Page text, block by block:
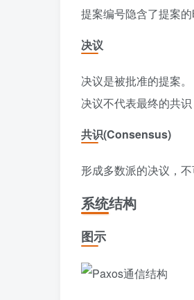
提案编号隐含了提案
决议
决议是被批准的提案。
决议不代表最终的共
共识(Consensus)
形成多数派的决议，
系统结构
图示